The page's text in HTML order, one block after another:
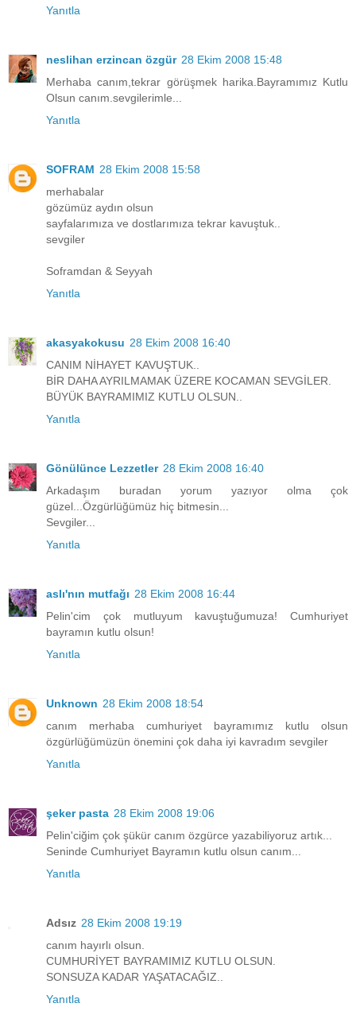
Yanıtla
neslihan erzincan özgür 28 Ekim 2008 15:48
Merhaba canım,tekrar görüşmek harika.Bayramımız Kutlu
Olsun canım.sevgilerimle...
Yanıtla
SOFRAM 28 Ekim 2008 15:58
merhabalar
gözümüz aydın olsun
sayfalarımıza ve dostlarımıza tekrar kavuştuk..
sevgiler
Soframdan & Seyyah
Yanıtla
akasyakokusu 28 Ekim 2008 16:40
CANIM NİHAYET KAVUŞTUK..
BİR DAHA AYRILMAMAK ÜZERE KOCAMAN SEVGİLER.
BÜYÜK BAYRAMIMIZ KUTLU OLSUN..
Yanıtla
Gönülünce Lezzetler 28 Ekim 2008 16:40
Arkadaşım buradan yorum yazıyor olma çok
güzel...Özgürlüğümüz hiç bitmesin...
Sevgiler...
Yanıtla
aslı'nın mutfağı 28 Ekim 2008 16:44
Pelin'cim çok mutluyum kavuştuğumuza! Cumhuriyet
bayramın kutlu olsun!
Yanıtla
Unknown 28 Ekim 2008 18:54
canım merhaba cumhuriyet bayramımız kutlu olsun
özgürlüğümüzün önemini çok daha iyi kavradım sevgiler
Yanıtla
şeker pasta 28 Ekim 2008 19:06
Pelin'ciğim çok şükür canım özgürce yazabiliyoruz artık...
Seninde Cumhuriyet Bayramın kutlu olsun canım...
Yanıtla
Adsız 28 Ekim 2008 19:19
canım hayırlı olsun.
CUMHURİYET BAYRAMIMIZ KUTLU OLSUN.
SONSUZA KADAR YAŞATACAĞIZ..
Yanıtla